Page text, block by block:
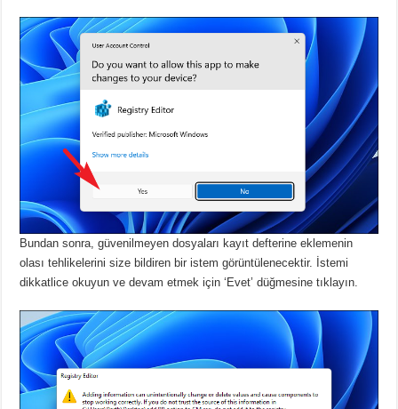
Bundan sonra, güvenilmeyen dosyaları kayıt defterine eklemenin
olası tehlikelerini size bildiren bir istem görüntülenecektir.
İstemi
dikkatlice okuyun ve devam etmek için ‘Evet’ düğmesine tıklayın.